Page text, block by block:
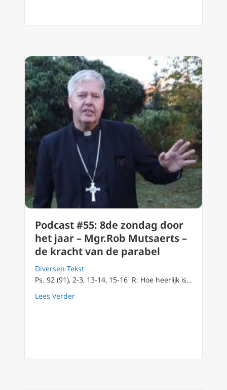
Podcast #55: 8de zondag door
het jaar – Mgr.Rob Mutsaerts –
de kracht van de parabel
Diversen Tekst
Ps. 92 (91), 2-3, 13-14, 15-16 R: Hoe heerlijk is…
Lees Verderabout Podcast #55: 8de zondag door het